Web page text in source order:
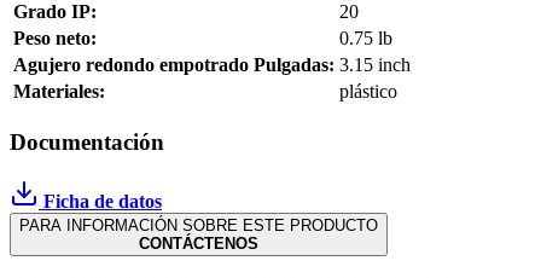
Grado IP:
20
Peso neto:
0.75 lb
Agujero redondo empotrado Pulgadas: 3.15 inch
Materiales:
plástico
Documentación
Ficha de datos
PARA INFORMACIÓN SOBRE ESTE PRODUCTO
CONTÁCTENOS